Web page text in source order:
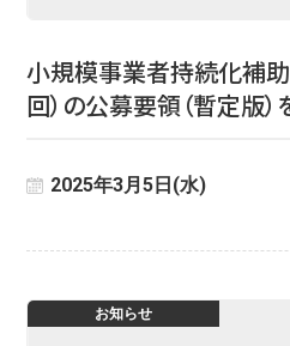
小規模事業者持続化補
回）の公募要領（暫定版）
2025年3月5日(水)
お知らせ